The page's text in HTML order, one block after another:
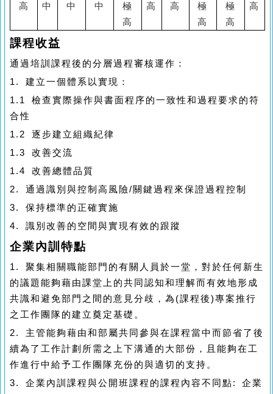
高
中 中 中
極
高
高 高
極
高
極
高
高
課程收益
通過培訓課程後的分層過程審核運作：
1. 建立一個體系以實現：
1.1 檢查實際操作與書面程序的一致性和過程要求的符
合性
1.2 逐步建立組織紀律
1.3 改善交流
1.4 改善總體品質
2. 通過識別與控制高風險/關鍵過程來保證過程控制
3. 保持標準的正確實施
4. 識別改善的空間與實現有效的跟蹤
企業內訓特點
1. 聚集相關職能部門的有關人員於一堂，對於任何新生
的議題能夠藉由課堂上的共同認知和理解而有效地形成
共識和避免部門之間的意見分歧，為 (課程後)專案推行
之 工作團隊的建立奠定基礎。
2. 主管能夠藉由和部屬共同參與在課程當中而節省了後
續為了工作計劃所需之上下溝通的大部份，且能夠在工
作進行中給予工作團隊充份的與適切的支持。
3. 企業內訓課程與公開班課程的課程內容不同點:企業